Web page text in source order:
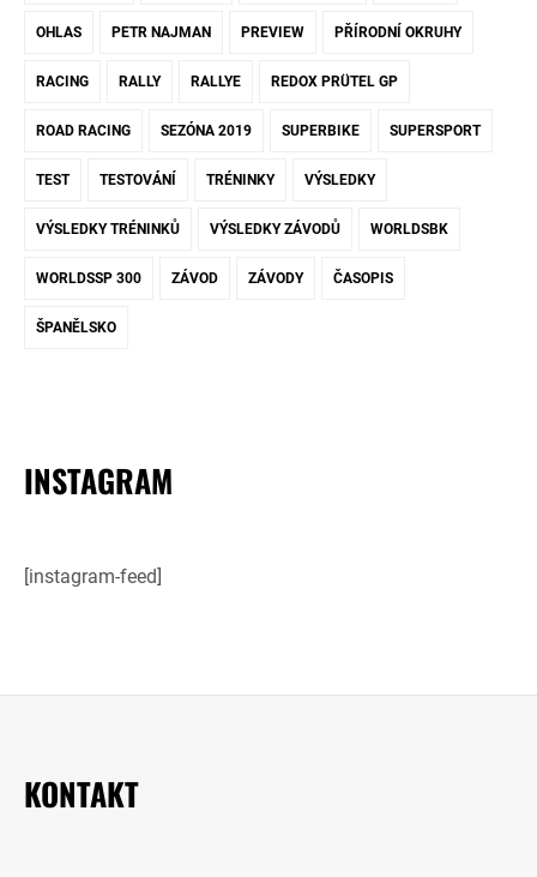
OHLAS PETR NAJMAN PREVIEW PŘÍRODNÍ OKRUHY
RACING RALLY RALLYE REDOX PRÜTEL GP
ROAD RACING SEZÓNA 2019 SUPERBIKE SUPERSPORT
TEST TESTOVÁNÍ TRÉNINKY VÝSLEDKY
VÝSLEDKY TRÉNINKŮ VÝSLEDKY ZÁVODŮ WORLDSBK
WORLDSSP 300 ZÁVOD ZÁVODY ČASOPIS
ŠPANĚLSKO
INSTAGRAM
[instagram-feed]
KONTAKT